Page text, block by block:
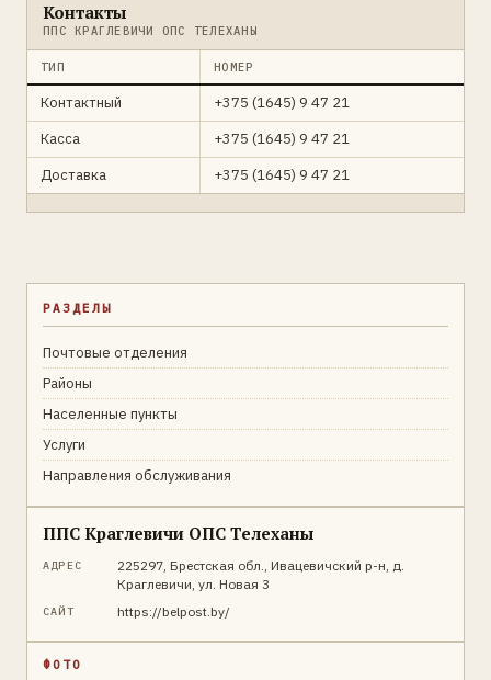
Контакты
ППС КРАГЛЕВИЧИ ОПС ТЕЛЕХАНЫ
ТИП НОМЕР
Контактный
+375 (1645) 9 47 21
Касса
+375 (1645) 9 47 21
Доставка
+375 (1645) 9 47 21
РАЗДЕЛЫ
Почтовые отделения
Районы
Населенные пункты
Услуги
Направления обслуживания
ППС Краглевичи ОПС Телеханы
АДРЕС
225297, Брестская обл., Ивацевичский р-н, д.
Краглевичи, ул. Новая 3
САЙТ https://belpost.by/
ФОТО